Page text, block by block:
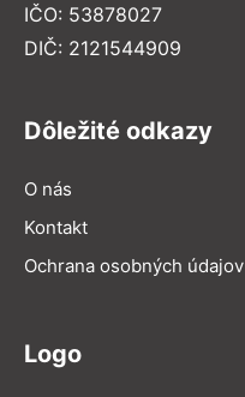
IČO: 53878027
DIČ: 2121544909
Dôležité odkazy
O nás
Kontakt
Ochrana osobných údajov
Logo